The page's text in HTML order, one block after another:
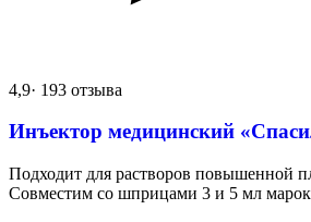
4,9· 193 отзыва
Инъектор медицинский
Подходит для растворов повышенной
Совместим со шприцами 3 и 5 мл